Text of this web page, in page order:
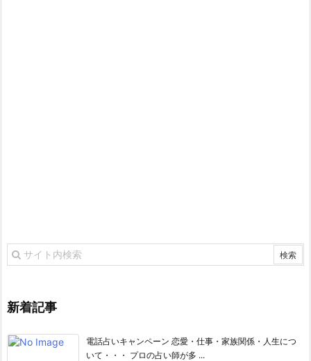
新着記事
電話占いキャンペーン 恋愛・仕事・家族関係・人生につ
いて・・・ プロの占い師が多 ...